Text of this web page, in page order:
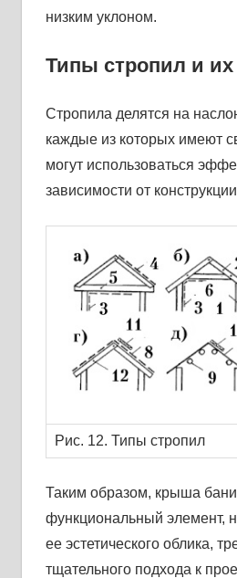
низким уклоном.
Типы стропил и
Стропила делятся на
каждые из которых имеют
могут использоваться
зависимости от
Рис. 12. Типы стропил
Таким образом, крыша
функциональный элемент,
ее эстетического облика,
тщательного подхода к